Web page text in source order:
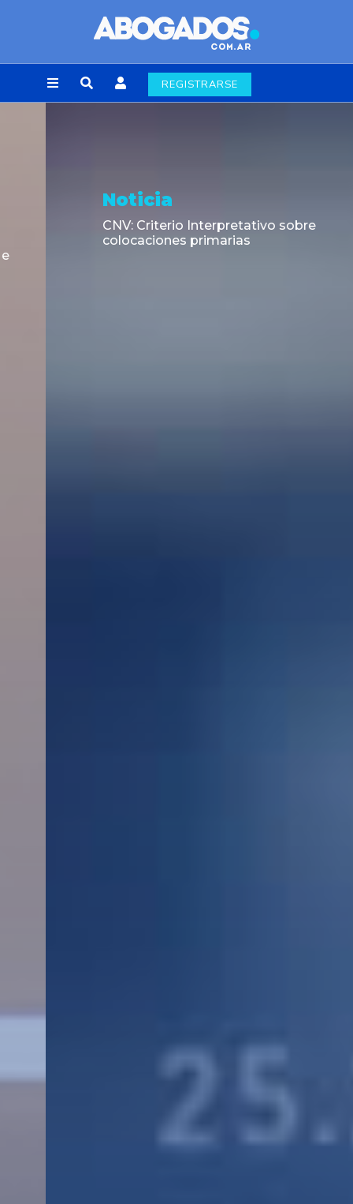
REGISTRARSE
Noticia
CNV: Criterio Interpretativo sobre
colocaciones primarias